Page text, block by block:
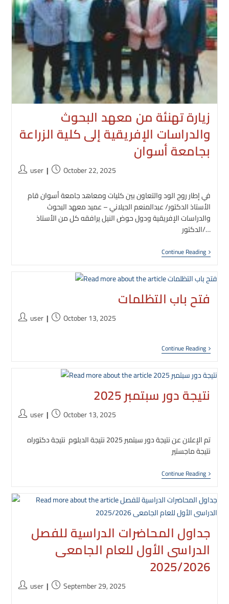
زيارة تهنئة من معهد البحوث
والدراسات الإفريقية إلى كلية الزراعة
بجامعة أسوان
Postuser
PostOctober 22, 2025
في إطار روح الود والتعاون بين كليات ومعاهد جامعة أسوان قام
الأستاذ الدكتور/ عبدالمنعم الجيلاني – عميد معهد البحوث
والدراسات الإفريقية ودول حوض النيل يرافقه كل من الأستاذ
الدكتور/…
Continue Readingزيارة
تهنئة
معهد
البحوث
فتح باب التظلمات
Postuser
PostOctober 13, 2025
Continue Readingفتح
باب
نتيجة دور سبتمبر 2025
Postuser
PostOctober 13, 2025
تم الإعلان عن نتيجة دور سبتمبر 2025 نتيجة الدبلوم نتيجة دكتوراه
نتيجة ماجستير
Continue Readingنتيجة
دور
2025
جداول المحاضرات الدراسية للفصل
الدراسى الأول للعام الجامعى
2025/2026
Postuser
PostSeptember 29, 2025